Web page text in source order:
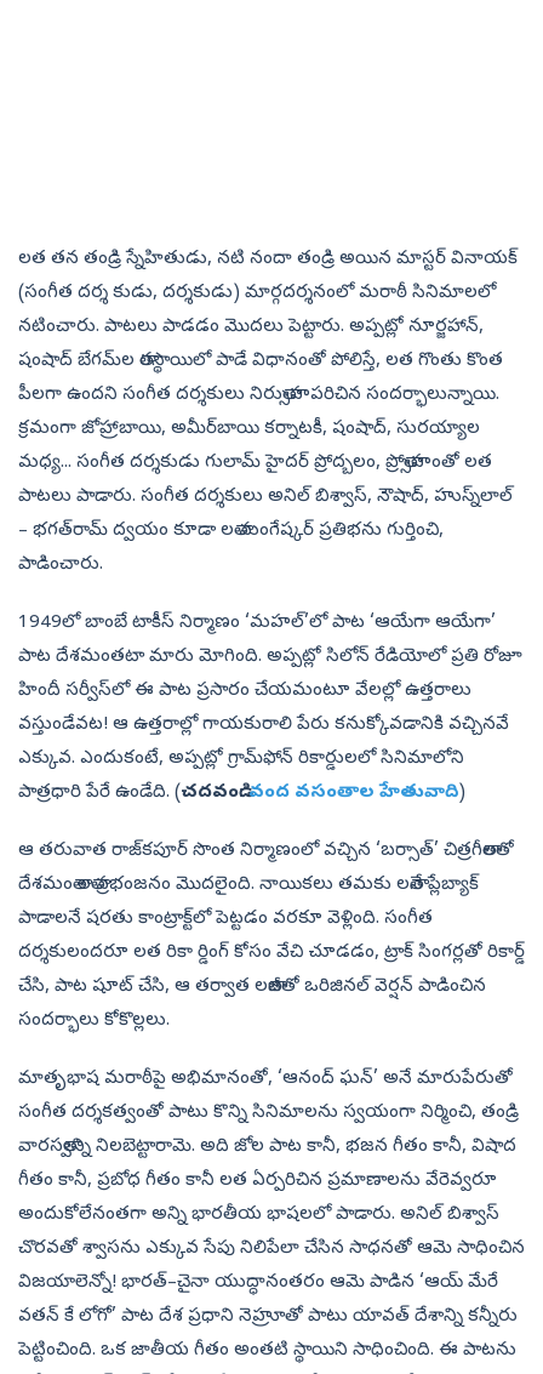
లత తన తండ్రి స్నేహితుడు, నటి నందా తండ్రి అయిన మాస్టర్‌ వినాయక్‌
(సంగీత దర్శ కుడు, దర్శకుడు) మార్గదర్శనంలో మరాఠీ సినిమాలలో
నటించారు. పాటలు పాడడం మొదలు పెట్టారు. అప్పట్లో నూర్జహాన్,
షంషాద్‌ బేగమ్‌ల తారస్థాయిలో పాడే విధానంతో పోలిస్తే, లత గొంతు కొంత
పీలగా ఉందని సంగీత దర్శకులు నిరుత్సాహపరిచిన సందర్భాలున్నాయి.
క్రమంగా జోహ్రాబాయి, అమీర్‌బాయి కర్నాటకీ, షంషాద్, సురయ్యాల
మధ్య... సంగీత దర్శకుడు గులామ్‌ హైదర్‌ ప్రోద్బలం, ప్రోత్సాహంతో లత
పాటలు పాడారు. సంగీత దర్శకులు అనిల్‌ బిశ్వాస్, నౌషాద్, హుస్న్‌లాల్‌
– భగత్‌రామ్‌ ద్వయం కూడా లతా మంగేష్కర్‌ ప్రతిభను గుర్తించి,
పాడించారు.
1949లో బాంబే టాకీస్‌ నిర్మాణం ‘మహల్‌’లో పాట ‘ఆయేగా ఆయేగా’
పాట దేశమంతటా మారు మోగింది. అప్పట్లో సిలోన్‌ రేడియోలో ప్రతి రోజూ
హిందీ సర్వీస్‌లో ఈ పాట ప్రసారం చేయమంటూ వేలల్లో ఉత్తరాలు
వస్తుండేవట! ఆ ఉత్తరాల్లో గాయకురాలి పేరు కనుక్కోవడానికి వచ్చినవే
ఎక్కువ. ఎందుకంటే, అప్పట్లో గ్రామ్‌ఫోన్‌ రికార్డులలో సినిమాలోని
పాత్రధారి పేరే ఉండేది. (చదవండి: వంద వసంతాల హేతువాది)
ఆ తరువాత రాజ్‌కపూర్‌ సొంత నిర్మాణంలో వచ్చిన ‘బర్సాత్‌’ చిత్రగీతాలతో
దేశమంతా లతా ప్రభంజనం మొదలైంది. నాయికలు తమకు లతానే ప్లేబ్యాక్‌
పాడాలనే షరతు కాంట్రాక్ట్‌లో పెట్టడం వరకూ వెళ్లింది. సంగీత
దర్శకులందరూ లత రికా ర్డింగ్‌ కోసం వేచి చూడడం, ట్రాక్‌ సింగర్లతో రికార్డ్‌
చేసి, పాట షూట్‌ చేసి, ఆ తర్వాత లతాజీతో ఒరిజినల్‌ వెర్షన్‌ పాడించిన
సందర్భాలు కోకొల్లలు.
మాతృభాష మరాఠీపై అభిమానంతో, ‘ఆనంద్‌ ఘన్‌’ అనే మారుపేరుతో
సంగీత దర్శకత్వంతో పాటు కొన్ని సినిమాలను స్వయంగా నిర్మించి, తండ్రి
వారసత్వాన్ని నిలబెట్టారామె. అది జోల పాట కానీ, భజన గీతం కానీ, విషాద
గీతం కానీ, ప్రబోధ గీతం కానీ లత ఏర్పరిచిన ప్రమాణాలను వేరెవ్వరూ
అందుకోలేనంతగా అన్ని భారతీయ భాషలలో పాడారు. అనిల్‌ బిశ్వాస్‌
చొరవతో శ్వాసను ఎక్కువ సేపు నిలిపేలా చేసిన సాధనతో ఆమె సాధించిన
విజయాలెన్నో! భారత్‌–చైనా యుద్ధానంతరం ఆమె పాడిన ‘ఆయ్‌ మేరే
వతన్‌ కే లోగో’ పాట దేశ ప్రధాని నెహ్రూతో పాటు యావత్‌ దేశాన్ని కన్నీరు
పెట్టించింది. ఒక జాతీయ గీతం అంతటి స్థాయిని సాధించింది. ఈ పాటను